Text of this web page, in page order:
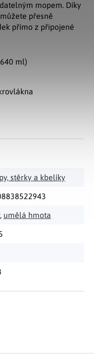
mopem. Díky
přesně
přímo z připojené
ml)
stěrky a kbelíky
, umělá hmota